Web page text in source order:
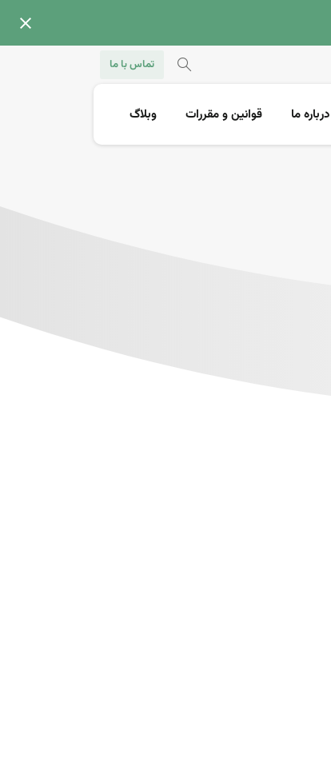
تماس با ما
درباره ما قوانین و مقررات وبلاگ